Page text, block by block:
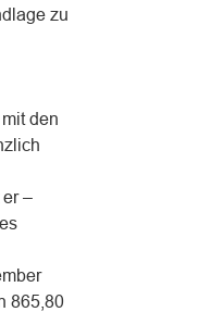
zu
den
–
865,80